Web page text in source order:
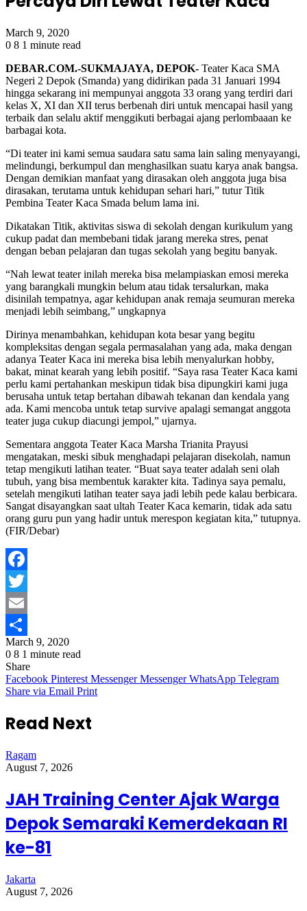
March 9, 2020
0 8 1 minute read
DEBAR.COM.-SUKMAJAYA, DEPOK- Teater Kaca SMA
Negeri 2 Depok (Smanda) yang didirikan pada 31 Januari 1994
hingga sekarang ini mempunyai anggota 33 orang yang terdiri dari
kelas X, XI dan XII terus berbenah diri untuk mencapai hasil yang
terbaik dan selalu aktif menggikuti berbagai ajang perlombaaan ke
barbagai kota.
“Di teater ini kami semua saudara satu sama lain saling menyayangi,
melindungi, berkumpul dan menghasilkan suatu karya anak bangsa.
Dengan demikian manfaat yang dirasakan oleh anggota juga bisa
dirasakan, terutama untuk kehidupan sehari hari,” tutur Titik
Pembina Teater Kaca Smada belum lama ini.
Dikatakan Titik, aktivitas siswa di sekolah dengan kurikulum yang
cukup padat dan membebani tidak jarang mereka stres, penat
dengan beban pelajaran dan tugas sekolah yang begitu banyak.
“Nah lewat teater inilah mereka bisa melampiaskan emosi mereka
yang barangkali mungkin belum atau tidak tersalurkan, maka
disinilah tempatnya, agar kehidupan anak remaja seumuran mereka
menjadi lebih seimbang,” ungkapnya
Dirinya menambahkan, kehidupan kota besar yang begitu
kompleksitas dengan segala permasalahan yang ada, maka dengan
adanya Teater Kaca ini mereka bisa lebih menyalurkan hobby,
bakat, minat kearah yang lebih positif. “Saya rasa Teater Kaca kami
perlu kami pertahankan meskipun tidak bisa dipungkiri kami juga
berusaha untuk tetap bertahan dibawah tekanan dan kendala yang
ada. Kami mencoba untuk tetap survive apalagi semangat anggota
teater juga cukup diacungi jempol,” ujarnya.
Sementara anggota Teater Kaca Marsha Trianita Prayusi
mengatakan, meski sibuk menghadapi pelajaran disekolah, namun
tetap mengikuti latihan teater. “Buat saya teater adalah seni olah
tubuh, yang bisa membentuk karakter kita. Tadinya saya pemalu,
setelah mengikuti latihan teater saya jadi lebih pede kalau berbicara.
Sangat disayangkan saat ultah Teater Kaca kemarin, tidak ada satu
orang guru pun yang hadir untuk merespon kegiatan kita,” tutupnya.
(FIR/Debar)
Facebook
Twitter
Email
Share
March 9, 2020
0 8 1 minute read
Share
Facebook Pinterest Messenger Messenger WhatsApp Telegram
Share via Email Print
Read Next
Ragam
August 7, 2026
JAH Training Center Ajak Warga
Depok Semaraki Kemerdekaan RI
ke-81
Jakarta
August 7, 2026